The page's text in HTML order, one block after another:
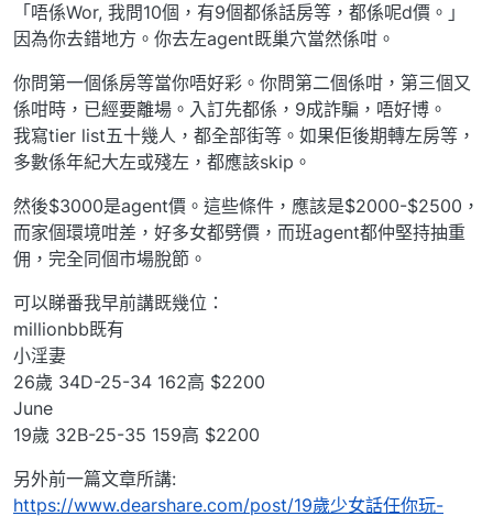
「唔係Wor, 我問10個，有9個都係話房等，都係呢d價。」
因為你去錯地方。你去左agent既巢穴當然係咁。
你問第一個係房等當你唔好彩。你問第二個係咁，第三個又
係咁時，已經要離場。入訂先都係，9成詐騙，唔好博。
我寫tier list五十幾人，都全部街等。如果佢後期轉左房等，
多數係年紀大左或殘左，都應該skip。
然後$3000是agent價。這些條件，應該是$2000-$2500，
而家個環境咁差，好多女都劈價，而班agent都仲堅持抽重
佣，完全同個市場脫節。
可以睇番我早前講既幾位：
millionbb既有
小淫妻
26歲 34D-25-34 162高 $2200
June
19歲 32B-25-35 159高 $2200
另外前一篇文章所講:
https://www.dearshare.com/post/19歲少女話任你玩-